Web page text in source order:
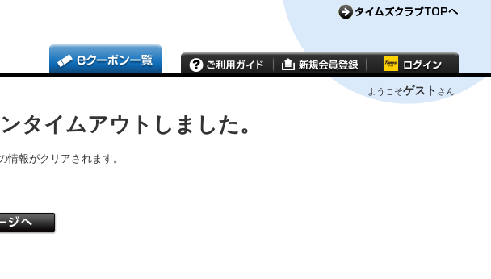
ようこそゲスト さん
タイムアウトしました。
報がクリアされます。